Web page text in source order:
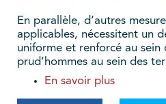
En parallèle, d’autres
applicables, nécessitent un
uniforme et renforcé au sein
prud’hommes au sein des
En savoir plus